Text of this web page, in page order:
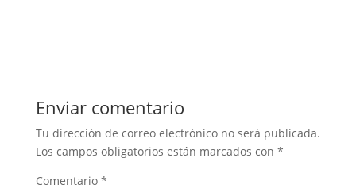
Enviar comentario
Tu dirección de correo electrónico no será publicada.
Los campos obligatorios están marcados con *
Comentario *